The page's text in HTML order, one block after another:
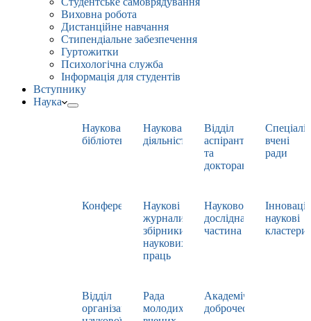
Виховна робота
Дистанційне навчання
Стипендіальне забезпечення
Гуртожитки
Психологічна служба
Інформація для студентів
Вступнику
Наука
Наукова
бібліотека
Наукова
діяльність
Відділ
аспірантури
та
докторантури
вчені
ради
Конференції
Наукові
журнали,
збірники
наукових
праць
Науково-
дослідна
частина
наукові
кластери
Відділ
організації
Рада
молодих
Академічна
доброчесність